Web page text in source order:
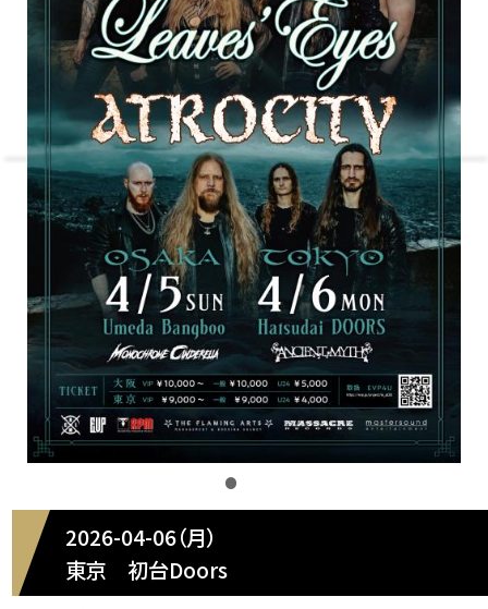
2026-04-06（月）
東京
初台Doors